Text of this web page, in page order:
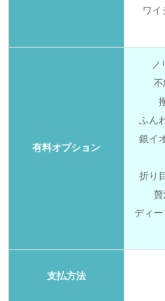
ワイ
有料オプション
ノ
不
ふん
銀イ
折り
贅
ディ
支払方法